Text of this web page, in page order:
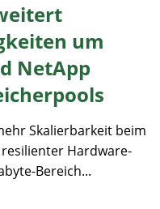
um
NetApp
Skalierbarkeit beim
Hardware-
Bereich...